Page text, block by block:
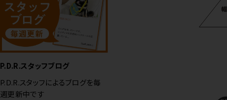
P.D.R.スタッフブログ
P.D.R.スタッフによるブログを毎
週更新中です